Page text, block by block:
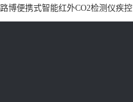
路博便携式智能红外CO2检测仪疾
所LB-7402